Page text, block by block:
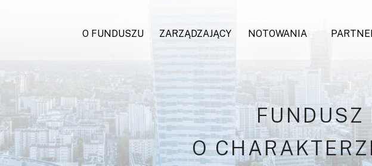
O FUNDUSZU ZARZĄDZAJĄCY NOTOWANIA
FUNDUSZ
O CHARAKTERZ